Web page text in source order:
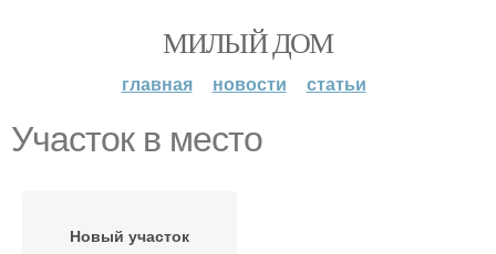
МИЛЫЙ ДОМ
главная новости статьи
Участок в место
Новый участок